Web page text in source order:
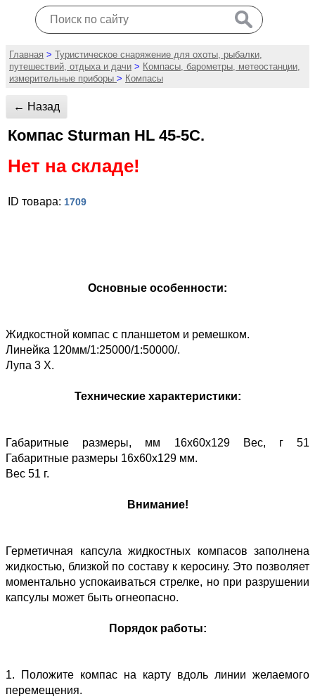
Главная > Туристическое снаряжение для охоты, рыбалки,
путешествий, отдыха и дачи > Компасы, барометры, метеостанции,
измерительные приборы > Компасы
← Назад
Компас Sturman HL 45-5С.
Нет на складе!
ID товара: 1709
Основные особенности:
Жидкостной компас с планшетом и ремешком.
Линейка 120мм/1:25000/1:50000/.
Лупа 3 Х.
Технические характеристики:
Габаритные размеры, мм 16х60х129 Вес, г 51
Габаритные размеры 16х60х129 мм.
Вес 51 г.
Внимание!
Герметичная капсула жидкостных компасов заполнена
жидкостью, близкой по составу к керосину. Это позволяет
моментально успокаиваться стрелке, но при разрушении
капсулы может быть огнеопасно.
Порядок работы:
1. Положите компас на карту вдоль линии желаемого
перемещения.